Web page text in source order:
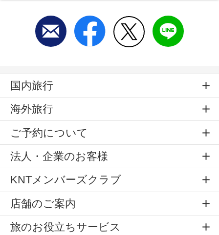
国内旅行
海外旅行
ご予約について
法人・企業のお客様
KNTメンバーズクラブ
店舗のご案内
旅のお役立ちサービス